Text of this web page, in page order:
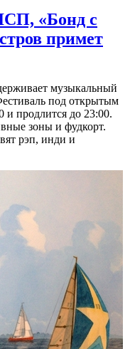
«Бонд с
примет
музыкальный
под открытым
и продлится до 23:00.
зоны и фудкорт.
рэп, инди и